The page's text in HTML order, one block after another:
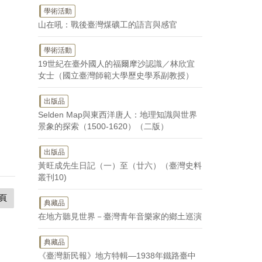
學術活動
山在吼：戰後臺灣煤礦工的語言與感官
學術活動
19世紀在臺外國人的福爾摩沙認識／林欣宜
女士（國立臺灣師範大學歷史學系副教授）
出版品
Selden Map與東西洋唐人：地理知識與世界
景象的探索（1500-1620）（二版）
出版品
黃旺成先生日記（一）至（廿六）（臺灣史料
叢刊10)
典藏品
在地方聽見世界－臺灣青年音樂家的鄉土巡演
典藏品
《臺灣新民報》地方特輯—1938年鐵路臺中